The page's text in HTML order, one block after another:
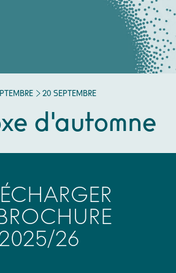
AU
20 SEPTEMBRE
SEPTEMBRE
d'automne
26